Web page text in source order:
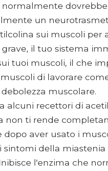
un
sui muscoli per
il tuo sistema
tuoi muscoli, il che
di lavorare
muscolare.
alcuni recettori di
non ti rende
aver usato i
sintomi della
l'enzima che